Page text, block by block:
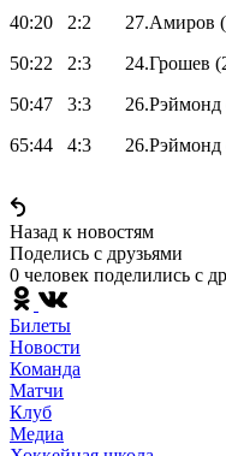
40:20 2:2 27.Амиров
50:22 2:3 24.Грошев
50:47 3:3 26.Рэймонд
65:44 4:3 26.Рэймонд
Назад к новостям
Поделись c друзьями
0 человек поделились c
Билеты
Новости
Команда
Матчи
Клуб
Медиа